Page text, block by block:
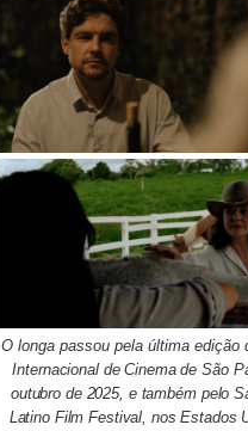
O longa passou pela última edição
Internacional de Cinema de São
outubro de 2025, e também pelo
Latino Film Festival, nos Estados